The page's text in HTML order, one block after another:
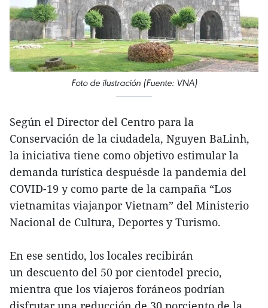
Foto de ilustración (Fuente: VNA)
Según el Director del Centro para la
Conservación de la ciudadela, Nguyen BaLinh,
la iniciativa tiene como objetivo estimular la
demanda turística despuésde la pandemia del
COVID-19 y como parte de la campaña “Los
vietnamitas viajanpor Vietnam” del Ministerio
Nacional de Cultura, Deportes y Turismo.
En ese sentido, los locales recibirán
un descuento del 50 por cientodel precio,
mientra que los viajeros foráneos podrían